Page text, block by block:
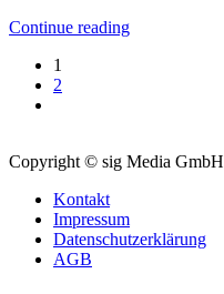
Continue reading
1
2
Copyright © sig Media GmbH
Kontakt
Impressum
Datenschutzerklärung
AGB